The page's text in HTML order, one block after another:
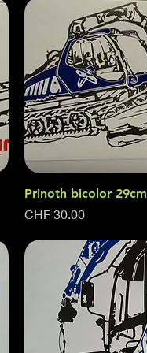
Quick View
Prinoth bicolor 29cm
Price
CHF 30.00